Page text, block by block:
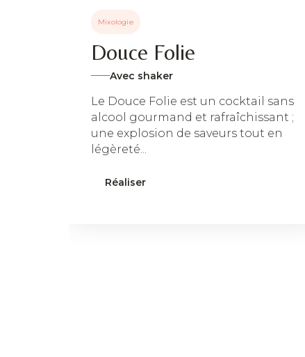
Mixologie
Douce Folie
Avec shaker
Le Douce Folie est un cocktail sans
alcool gourmand et rafraîchissant ;
une explosion de saveurs tout en
légèreté...
Réaliser